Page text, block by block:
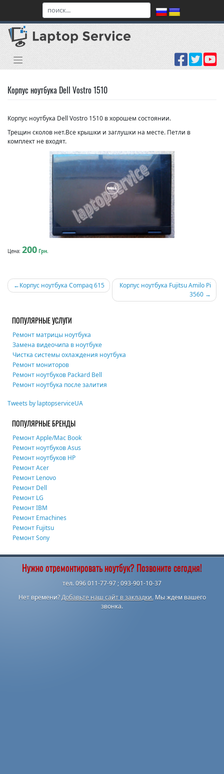
content
Корпус ноутбука Dell Vostro 1510
Корпус ноутбука Dell Vostro 1510 в хорошем состоянии.
Трещин сколов нет.Все крышки и заглушки на месте. Петли в
комплект не входят.
Цена: 200 Грн.
Навигация
записям
Корпус ноутбука Compaq 615
Корпус ноутбука Fujitsu Amilo Pi
3560
ПОПУЛЯРНЫЕ УСЛУГИ
Ремонт матрицы ноутбука
Замена видеочипа в ноутбуке
Чистка системы охлаждения ноутбука
Ремонт мониторов
Ремонт ноутбуков Packard Bell
Ремонт ноутбука после залития
Tweets by laptopserviceUA
ПОПУЛЯРНЫЕ БРЕНДЫ
Ремонт Apple/Mac Book
Ремонт ноутбуков Asus
Ремонт ноутбуков HP
Ремонт Acer
Ремонт Lenovo
Ремонт Dell
Ремонт LG
Ремонт IBM
Ремонт Emachines
Ремонт Fujitsu
Ремонт Sony
Нужно отремонтировать ноутбук? Позвоните сегодня!
тел. 096 011-77-97 ; 093-901-10-37
Нет времени?Добавьте наш сайт в закладки.Мы ждем вашего
звонка.